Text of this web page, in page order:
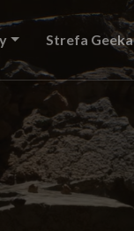
Strefa Geeka